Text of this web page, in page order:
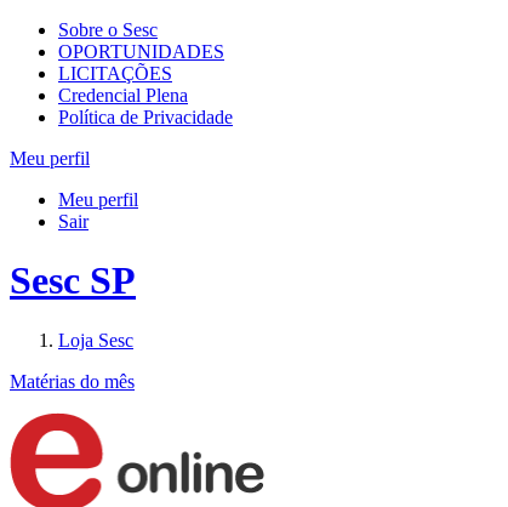
Sobre o Sesc
OPORTUNIDADES
LICITAÇÕES
Credencial Plena
Política de Privacidade
Meu perfil
Meu perfil
Sair
Sesc SP
Loja Sesc
Matérias do mês